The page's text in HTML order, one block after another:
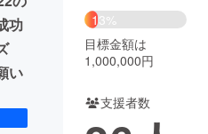
性化
machi-ya コミュニティ
功
い
13%
目標金額は
1,000,000円
支援者数